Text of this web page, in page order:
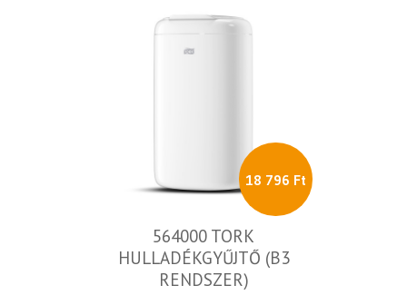
18 796 Ft
564000 TORK
HULLADÉKGYŰJTŐ (B3
RENDSZER)